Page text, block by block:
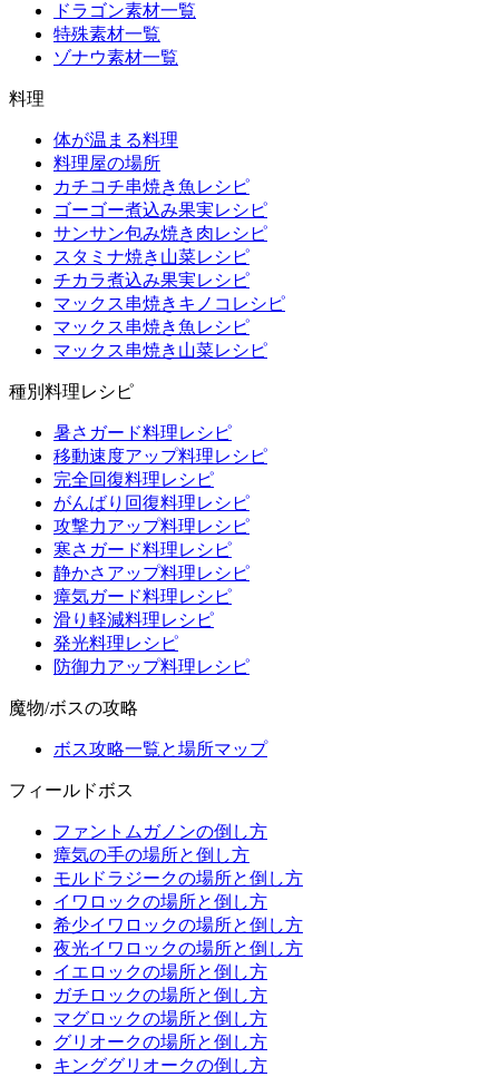
ドラゴン素材一覧
特殊素材一覧
ゾナウ素材一覧
料理
体が温まる料理
料理屋の場所
カチコチ串焼き魚レシピ
ゴーゴー煮込み果実レシピ
サンサン包み焼き肉レシピ
スタミナ焼き山菜レシピ
チカラ煮込み果実レシピ
マックス串焼きキノコレシピ
マックス串焼き魚レシピ
マックス串焼き山菜レシピ
種別料理レシピ
暑さガード料理レシピ
移動速度アップ料理レシピ
完全回復料理レシピ
がんばり回復料理レシピ
攻撃力アップ料理レシピ
寒さガード料理レシピ
静かさアップ料理レシピ
瘴気ガード料理レシピ
滑り軽減料理レシピ
発光料理レシピ
防御力アップ料理レシピ
魔物/ボスの攻略
ボス攻略一覧と場所マップ
フィールドボス
ファントムガノンの倒し方
瘴気の手の場所と倒し方
モルドラジークの場所と倒し方
イワロックの場所と倒し方
希少イワロックの場所と倒し方
夜光イワロックの場所と倒し方
イエロックの場所と倒し方
ガチロックの場所と倒し方
マグロックの場所と倒し方
グリオークの場所と倒し方
キンググリオークの倒し方